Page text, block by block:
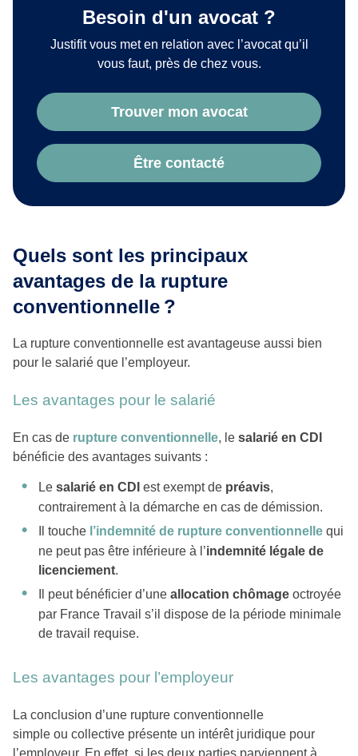
Besoin d'un avocat ?
Justifit vous met en relation avec l’avocat qu’il
vous faut, près de chez vous.
Trouver mon avocat
Être contacté
Quels sont les principaux
avantages de la rupture
conventionnelle ?
La rupture conventionnelle est avantageuse aussi bien
pour le salarié que l’employeur.
Les avantages pour le salarié
En cas de rupture conventionnelle, le salarié en CDI
bénéficie des avantages suivants :
Le salarié en CDI est exempt de préavis,
contrairement à la démarche en cas de démission.
Il touche l’indemnité de rupture conventionnelle qui
ne peut pas être inférieure à l’indemnité légale de
licenciement.
Il peut bénéficier d’une allocation chômage octroyée
par France Travail s’il dispose de la période minimale
de travail requise.
Les avantages pour l’employeur
La conclusion d’une rupture conventionnelle
simple ou collective présente un intérêt juridique pour